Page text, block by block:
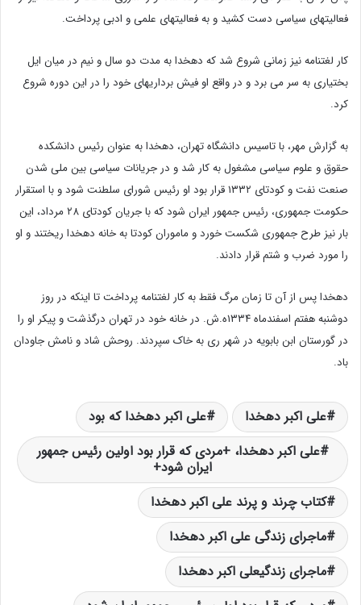
فعالیتهای سیاسی دست کشید و به فعالیتهای علمی و ادبی پرداخت.
کار لغتنامه نیز زمانی شروع شد که دهخدا به مدت دو سال و نیم در میان ایل
بختیاری به سر می برد و در واقع او فیش برداریهای خود را در این دوره شروع
کرد.
به گزارش مهر، با تاسیس دانشگاه تهران، دهخدا به عنوان رئیس دانشکده
حقوق و علوم سیاسی مشغول به کار شد و در جریانات سیاسی بین ملی شدن
صنعت نفت و کودتای ۱۳۳۲ قرار بود او رئیس شورای سلطنت شود و با استقرار
حکومت جمهوری، رئیس جمهور ایران شود که با جریان کودتای ۲۸ مرداد، این
بار نیز طرح جمهوری شکست خورد و ماموران کودتا به خانه دهخدا ریختند و او
را مورد ضرب و شتم قرار دادند.
دهخدا پس از آن تا زمان مرگ فقط به کار لغتنامه پرداخت تا اینکه در روز
دوشنبه هفتم اسفندماه ۱۳۳۴ه.ش. در خانه خود در تهران درگذشت و پیکر او را
در گورستان ابن بابویه در شهر ری به خاک سپردند. روحش شاد و نامش جاودان
باد.
علی اکبر دهخدا
علی اکبر دهخدا که بود
علی اکبر دهخدا، +مردی که قرار بود اولین رئیس جمهور
ایران شود+
کتاب چرند و پرند علی اکبر دهخدا
ماجرای زندگی علی اکبر دهخدا
ماجرای زندگیعلی اکبر دهخدا